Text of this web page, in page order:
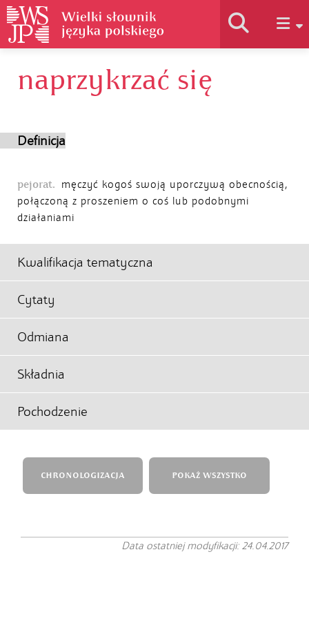
Historia słownika
naprzykrzać się
Definicja
pejorat.
męczyć kogoś swoją uporczywą obecnością,
połączoną z proszeniem o coś lub podobnymi
działaniami
Kwalifikacja tematyczna
Cytaty
Odmiana
Składnia
Pochodzenie
CHRONOLOGIZACJA POKAŻ WSZYSTKO
Data ostatniej modyfikacji: 24.04.2017